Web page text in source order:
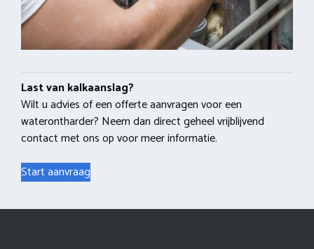
Last van kalkaanslag?
Wilt u advies of een offerte aanvragen voor een
waterontharder? Neem dan direct geheel vrijblijvend
contact met ons op voor meer informatie.
Start aanvraag